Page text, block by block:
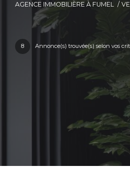
AGENCE IMMOBILIÈRE À FUMEL
8 Annonce(s) trouvée(s) selon vos